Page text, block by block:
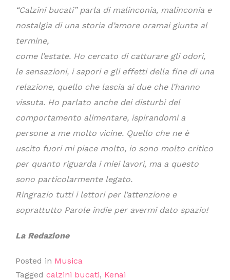
“Calzini bucati” parla di malinconia, malinconia e
nostalgia di una storia d’amore oramai giunta al
termine,
come l’estate. Ho cercato di catturare gli odori,
le sensazioni, i sapori e gli effetti della fine di una
relazione, quello che lascia ai due che l’hanno
vissuta. Ho parlato anche dei disturbi del
comportamento alimentare, ispirandomi a
persone a me molto vicine. Quello che ne è
uscito fuori mi piace molto, io sono molto critico
per quanto riguarda i miei lavori, ma a questo
sono particolarmente legato.
Ringrazio tutti i lettori per l’attenzione e
soprattutto Parole indie per avermi dato spazio!
La Redazione
Posted in Musica
Tagged calzini bucati, Kenai